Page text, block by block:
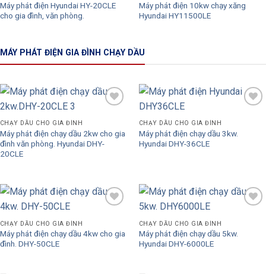
Máy phát điện Hyundai HY-20CLE
cho gia đình, văn phòng.
Máy phát điện 10kw chạy xăng
Hyundai HY11500LE
MÁY PHÁT ĐIỆN GIA ĐÌNH CHẠY DẦU
CHẠY DẦU CHO GIA ĐÌNH
Máy phát điện chạy dầu 2kw cho gia
đình văn phòng. Hyundai DHY-
20CLE
CHẠY DẦU CHO GIA ĐÌNH
Máy phát điện chạy dầu 3kw.
Hyundai DHY-36CLE
CHẠY DẦU CHO GIA ĐÌNH
Máy phát điện chạy dầu 4kw cho gia
đình. DHY-50CLE
CHẠY DẦU CHO GIA ĐÌNH
Máy phát điện chạy dầu 5kw.
Hyundai DHY-6000LE